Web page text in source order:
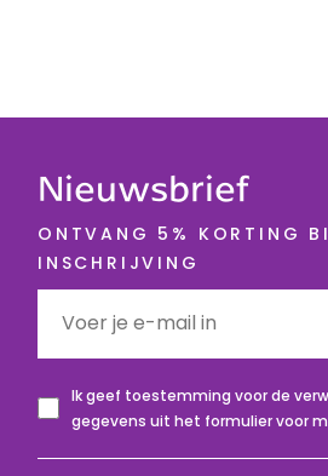
Nieuwsbrief
ONTVANG 5% KORTING
INSCHRIJVING
Ik geef toestemming voor de
gegevens uit het formulier voor